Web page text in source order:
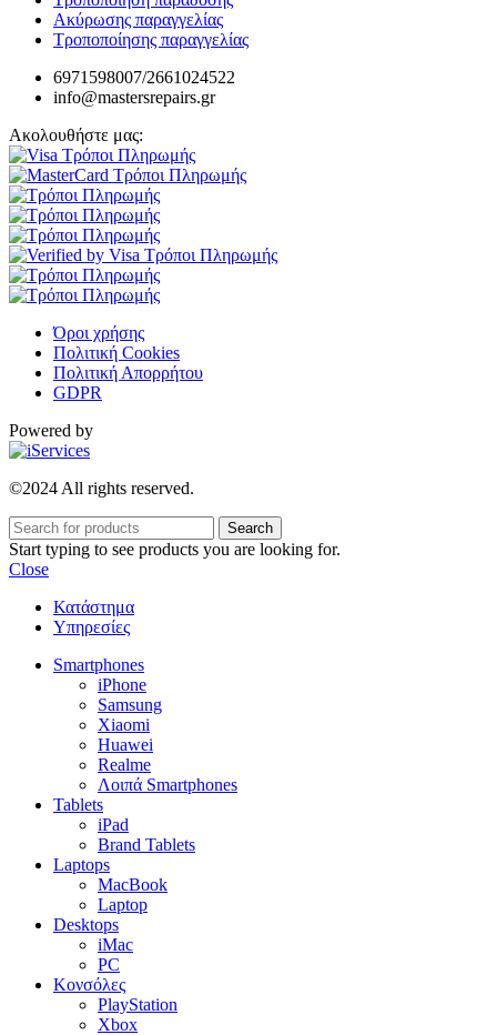
Ακύρωσης παραγγελίας
Τροποποίησης παραγγελίας
6971598007/2661024522
info@mastersrepairs.gr
Ακολουθήστε μας:
Όροι χρήσης
Πολιτική Cookies
Πολιτική Απορρήτου
GDPR
Powered by
©2024 All rights reserved.
Search
Start typing to see products you are looking for.
Close
Κατάστημα
Υπηρεσίες
Smartphones
iPhone
Samsung
Xiaomi
Huawei
Realme
Λοιπά Smartphones
Tablets
iPad
Brand Tablets
Laptops
MacBook
Laptop
Desktops
iMac
PC
Κονσόλες
PlayStation
Xbox